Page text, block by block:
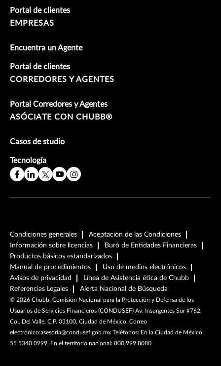
Portal de clientes
EMPRESAS
Encuentra un Agente
Portal de clientes
CORREDORES Y AGENTES
Portal Corredores y Agentes
ASÓCIATE CON CHUBB®
Casos de studio
Tecnología
Condiciones generales
Aceptación de las Condiciones
Información sobre licencias
Buró de Entidades Financieras
Productos básicos estandarizados
Manual de procedimientos
Uso de medios electrónicos
Avisos de privacidad
Línea de Asistencia ética de Chubb
Referencias Legales
Alerta Nacional de Búsqueda
© 2026 Chubb. Comisión Nacional para la Protección y Defensa de los
Usuarios de Servicios Financieros (CONDUSEF) Av. Insurgentes Sur #762.
Col. Del Valle, C.P. 03100, Ciudad de México. Correo
electrónico:asesoria@condusef.gob.mx Teléfonos: En la Ciudad de México:
55 5340 0999, En el territorio nacional: 800 999 8080